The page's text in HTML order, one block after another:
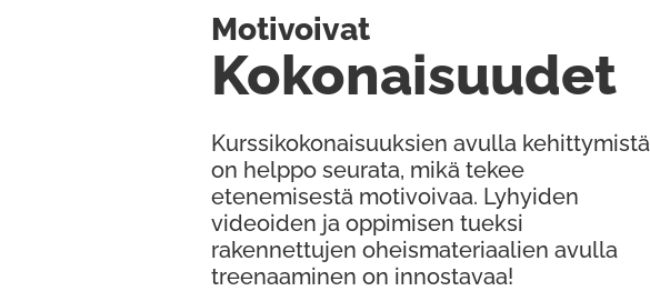
Kurssikokonaisuuksien avulla kehittymistä
on helppo seurata, mikä tekee
etenemisestä motivoivaa. Lyhyiden
videoiden ja oppimisen tueksi
rakennettujen oheismateriaalien avulla
treenaaminen on innostavaa!
Kokonaisuudet
Motivoivat